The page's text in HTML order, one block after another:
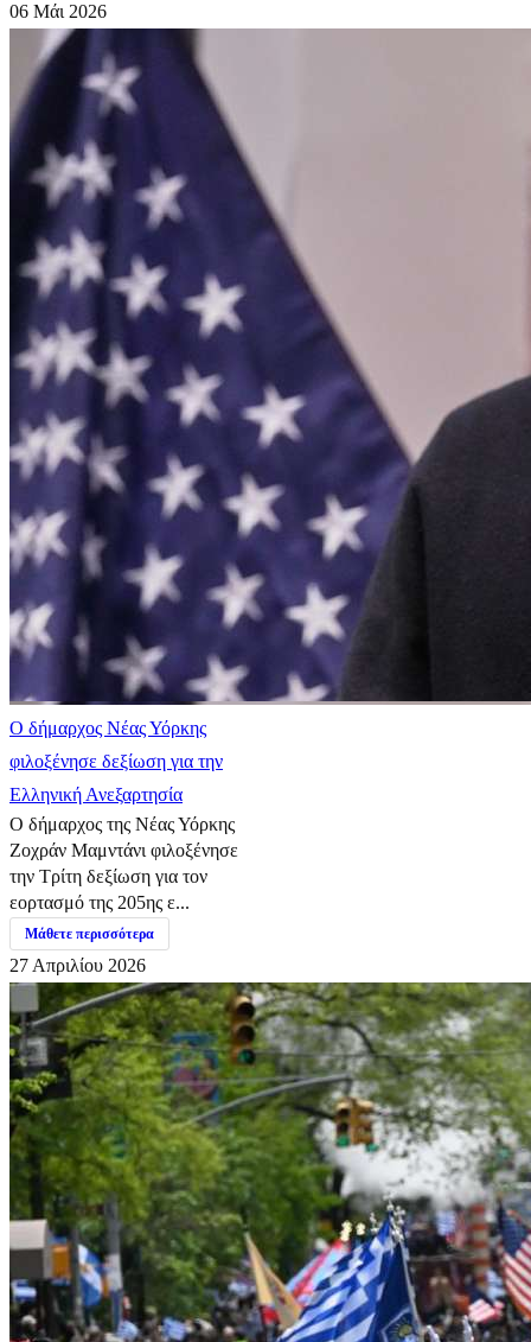
06 Μάι 2026
Ο δήμαρχος Νέας Υόρκης
φιλοξένησε δεξίωση για την
Ελληνική Ανεξαρτησία
Ο δήμαρχος της Νέας Υόρκης
Ζοχράν Μαμντάνι φιλοξένησε
την Τρίτη δεξίωση για τον
εορτασμό της 205ης ε...
Μάθετε περισσότερα
27 Απριλίου 2026